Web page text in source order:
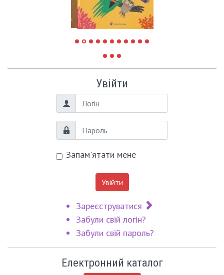
Увійти
Логін
Пароль
Запам'ятати мене
Увійти
Зареєструватися
Забули свій логін?
Забули свій пароль?
Електронний каталог